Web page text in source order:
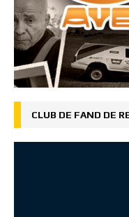
CLUB DE FAND DE